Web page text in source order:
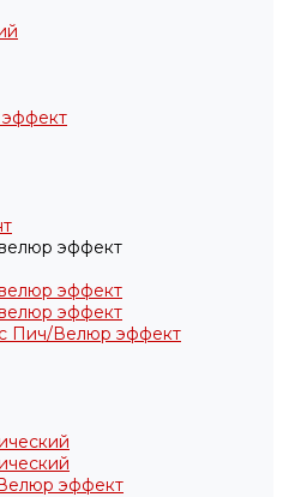
эффект
эффект
эффект
Пич/Велюр эффект
эффект